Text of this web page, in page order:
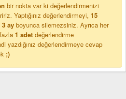
bir nokta var ki değerlendirmenizi
Yaptığınız değerlendirmeyi, 15
3 ay boyunca silemezsiniz. Ayrıca her
1 adet değerlendirme
yazdığınız değerlendirmeye cevap
;)